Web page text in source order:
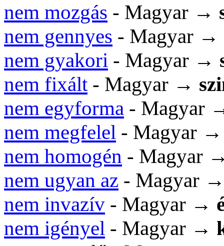
nem mozgás - Magyar →
nem gennyes - Magyar →
nem gyakori - Magyar →
nem fixált- Magyar →
nem egyforma - Magyar
nem megfelel - Magyar
nem homogén - Magyar
nem ugyan az - Magyar
nem invazív - Magyar →
nem igényel - Magyar →